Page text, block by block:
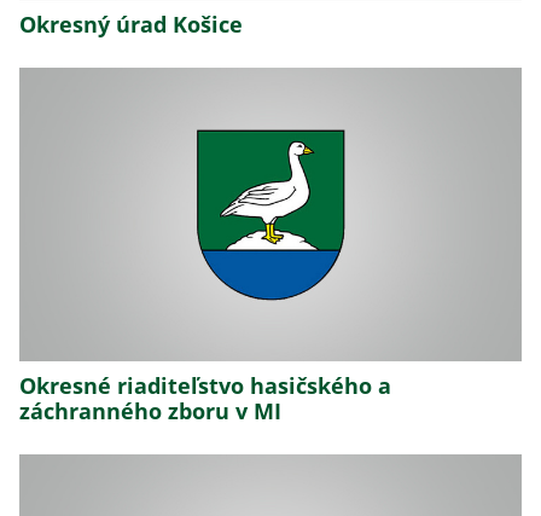
Okresný úrad Košice
Okresné riaditeľstvo hasičského a
záchranného zboru v MI